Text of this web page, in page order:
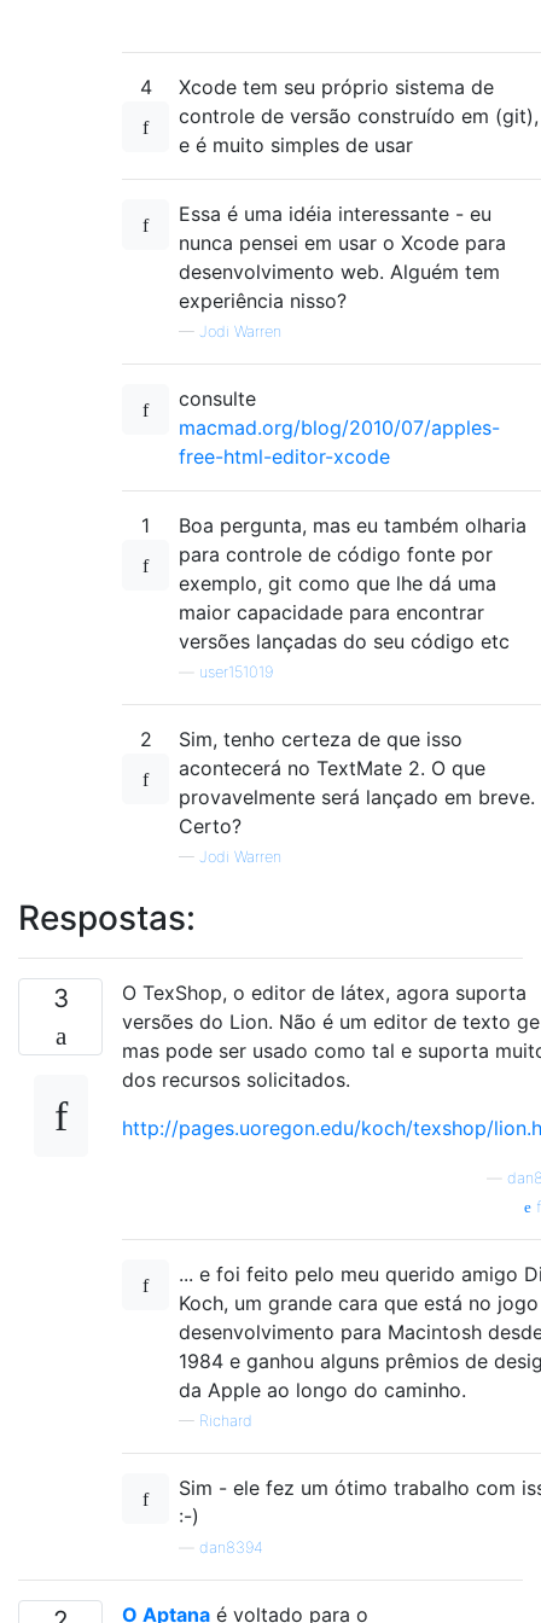
4
Xcode tem seu próprio sistema de
controle de versão construído em (git),
e é muito simples de usar
Essa é uma idéia interessante - eu
nunca pensei em usar o Xcode para
desenvolvimento web. Alguém tem
experiência nisso?
— Jodi Warren
consulte
macmad.org/blog/2010/07/apples-
free-html-editor-xcode
1
Boa pergunta, mas eu também olharia
para controle de código fonte por
exemplo, git como que lhe dá uma
maior capacidade para encontrar
versões lançadas do seu código etc
user151019
2
Sim, tenho certeza de que isso
acontecerá no TextMate 2. O que
provavelmente será lançado em breve.
Certo?
— Jodi Warren
Respostas:
3
O TexShop, o editor de látex, agora suporta
versões do Lion. Não é um editor de texto
mas pode ser usado como tal e suporta
dos recursos solicitados.
http://pages.uoregon.edu/koch/texshop/
... e foi feito pelo meu querido amigo
Koch, um grande cara que está no
desenvolvimento para Macintosh
1984 e ganhou alguns prêmios de
da Apple ao longo do caminho.
— Richard
Sim - ele fez um ótimo trabalho com
:-)
dan8394
O Aptana é voltado para o